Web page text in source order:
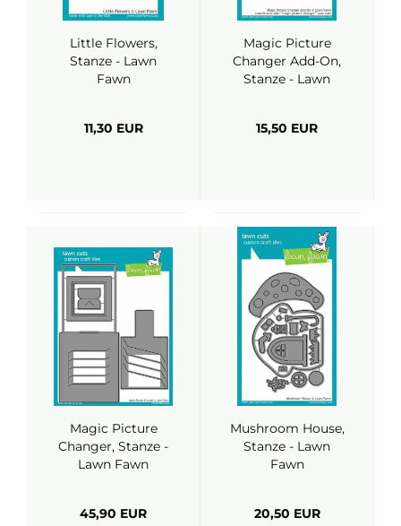
Little Flowers,
Stanze - Lawn
Fawn
11,30 EUR
Magic Picture
Changer Add-On,
Stanze - Lawn
15,50 EUR
Magic Picture
Changer, Stanze -
Lawn Fawn
45,90 EUR
Mushroom House,
Stanze - Lawn
Fawn
20,50 EUR